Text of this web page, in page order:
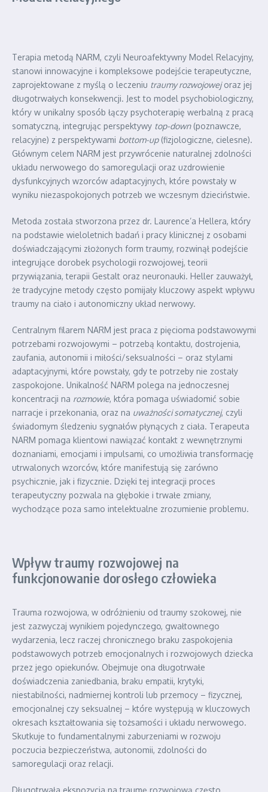
Terapia metodą NARM, czyli Neuroafektywny Model Relacyjny,
stanowi innowacyjne i kompleksowe podejście terapeutyczne,
zaprojektowane z myślą o leczeniu traumy rozwojowejoraz jej
długotrwałych konsekwencji. Jest to model psychobiologiczny,
który w unikalny sposób łączy psychoterapię werbalną z pracą
somatyczną, integrując perspektywy top-down(poznawcze,
relacyjne) z perspektywami bottom-up(fizjologiczne, cielesne).
Głównym celem NARM jest przywrócenie naturalnej zdolności
układu nerwowego do samoregulacji oraz uzdrowienie
dysfunkcyjnych wzorców adaptacyjnych, które powstały w
wyniku niezaspokojonych potrzeb we wczesnym dzieciństwie.
Metoda została stworzona przez dr. Laurence’a Hellera, który
na podstawie wieloletnich badań i pracy klinicznej z osobami
doświadczającymi złożonych form traumy, rozwinął podejście
integrujące dorobek psychologii rozwojowej, teorii
przywiązania, terapii Gestalt oraz neuronauki. Heller zauważył,
że tradycyjne metody często pomijały kluczowy aspekt wpływu
traumy na ciało i autonomiczny układ nerwowy.
Centralnym filarem NARM jest praca z pięcioma podstawowymi
potrzebami rozwojowymi – potrzebą kontaktu, dostrojenia,
zaufania, autonomii i miłości/seksualności – oraz stylami
adaptacyjnymi, które powstały, gdy te potrzeby nie zostały
zaspokojone. Unikalność NARM polega na jednoczesnej
koncentracji na rozmowie, która pomaga uświadomić sobie
narracje i przekonania, oraz na uważności somatycznej, czyli
świadomym śledzeniu sygnałów płynących z ciała. Terapeuta
NARM pomaga klientowi nawiązać kontakt z wewnętrznymi
doznaniami, emocjami i impulsami, co umożliwia transformację
utrwalonych wzorców, które manifestują się zarówno
psychicznie, jak i fizycznie. Dzięki tej integracji proces
terapeutyczny pozwala na głębokie i trwałe zmiany,
wychodzące poza samo intelektualne zrozumienie problemu.
Wpływ traumy rozwojowej na
funkcjonowanie dorosłego człowieka
Trauma rozwojowa, w odróżnieniu od traumy szokowej, nie
jest zazwyczaj wynikiem pojedynczego, gwałtownego
wydarzenia, lecz raczej chronicznego braku zaspokojenia
podstawowych potrzeb emocjonalnych i rozwojowych dziecka
przez jego opiekunów. Obejmuje ona długotrwałe
doświadczenia zaniedbania, braku empatii, krytyki,
niestabilności, nadmiernej kontroli lub przemocy – fizycznej,
emocjonalnej czy seksualnej – które występują w kluczowych
okresach kształtowania się tożsamości i układu nerwowego.
Skutkuje to fundamentalnymi zaburzeniami w rozwoju
poczucia bezpieczeństwa, autonomii, zdolności do
samoregulacji oraz relacji.
Długotrwała ekspozycja na traumę rozwojową często